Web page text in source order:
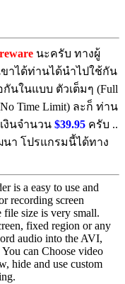
นะครับ ทางผู้
ขาได้ท่านได้นำไปใช้กัน
นในแบบ ตัวเต็มๆ (Full
Time Limit) ละก็ ท่าน
งินจำนวน $39.95 ครับ ..
า โปรแกรมนี้ได้ทาง
is a easy to use and
recording screen
size is very small.
fixed region or any
audio into the AVI,
can Choose video
hide and use custom